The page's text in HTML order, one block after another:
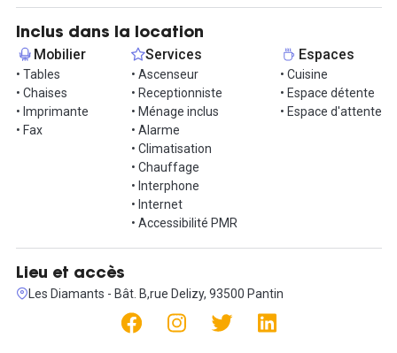
- À moins de 25 minutes de l’aéroport, idéal pour les voyages à
l’étranger
- Salon d’accueil confortable pour travailler pendant vos
déplacements
- Services de vidéoconférence pour rencontrer vos équipes ou
vos clients
Le bureau est loué tout équipé : il comprend pour chaque poste
un bureau et un fauteuil de direction
Les services proposés incluent l'accès internet haut débit et wifi,
la ligne téléphonique, la mise à disposition d'un firewall, l'accueil
de vos visiteurs, le traitement de votre courrier ou la mise à
disposition de matériel technologique moderne (écran plat dans
salles de réunion, visioconférence...). Nous offrons aussi la
domiciliation, l’accueil téléphonique personnalisé et le secrétariat.
Intéressé par cette annonce ? Il vous suffit simplement de nous
Inclus dans la location
Mobilier
• Tables
• Chaises
• Imprimante
• Fax
Services
• Ascenseur
• Receptionniste
• Ménage inclus
• Alarme
• Climatisation
• Chauffage
• Interphone
• Internet
• Accessibilité PMR
Espaces
• Cuisine
• Espace détente
• Espace d'attente
Lieu et accès
Les Diamants - Bât. B,rue Delizy, 93500 Pantin